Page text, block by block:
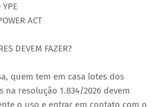
YPE
ACT
DEVEM FAZER?
quem tem em casa lotes dos
resolução 1.834/2026 devem
o uso e entrar em contato com o